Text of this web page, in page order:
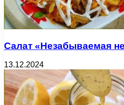
Салат «Незабываемая
13.12.2024